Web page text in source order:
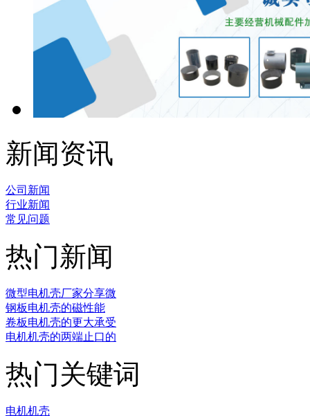
新闻资讯
公司新闻
行业新闻
常见问题
热门新闻
微型电机壳厂家分享微
‌钢板电机壳的磁性能
卷板电机壳的更大承受
电机机壳的两端止口的
热门关键词
电机机壳